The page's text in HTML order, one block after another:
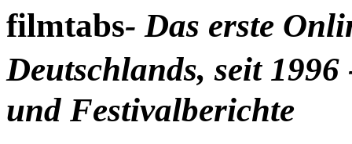
filmtabs- Das erste
Deutschlands, seit
und Festivalberichte